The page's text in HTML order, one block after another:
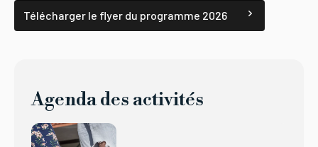
Télécharger le flyer du programme 2026
Agenda des activités